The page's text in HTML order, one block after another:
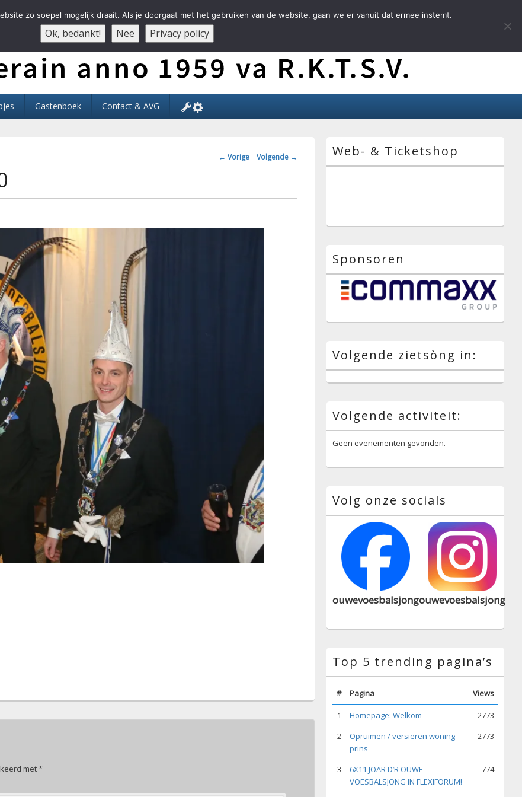
Ouwe Voesbalsjong
Gastenboek Contact & AVG
Afbeeldingsnavigatie
← Vorige Volgende →
met*
zijbalk
widget
Web- & Ticketshop
Sponsoren
Volgende zietsòng in:
Volgende activiteit:
Geen evenementen gevonden.
Volg onze socials
ouwevoesbalsjongouwevoesbalsjong
Top 5 trending pagina’s
# Pagina Views
1 Homepage: Welkom
2773
2
Opruimen / versieren woning
prins
2773
3
6X11 JOAR D’R OUWE
VOESBALSJONG IN FLEXIFORUM!
774
zo soepel mogelijk draait. Als je doorgaat met het gebruiken van de website, gaan we er vanuit dat ermee instemt.
Ok, bedankt! Nee Privacy policy